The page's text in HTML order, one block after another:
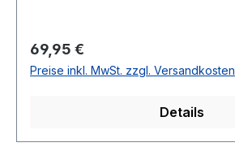
Regulärer Preis:
69,95 €
Preise inkl. MwSt. zzgl. Versandkosten
Details